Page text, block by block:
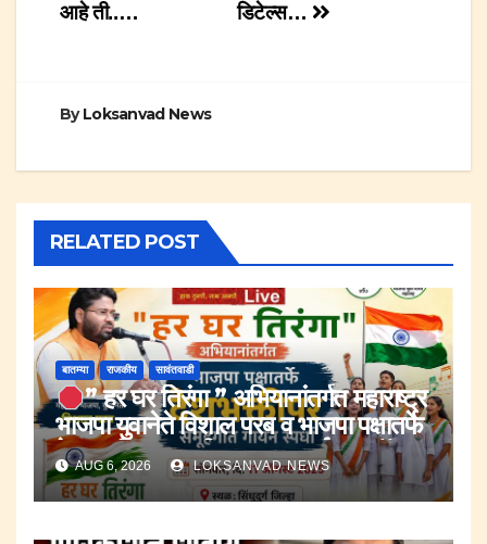
डिटेल्स…
आहे ती..…
ByLoksanvad News
RELATED POST
बातम्या राजकीय सावंतवाडी
” हर घर तिरंगा ” अभियानांतर्गत महाराष्ट्र
भाजपा युवानेते विशाल परब व भाजपा पक्षातर्फे
देशभक्तीपर समूहगीत गायन स्पर्धा ११ ऑगस्ट
रोजी.
AUG 6, 2026 LOKSANVAD NEWS